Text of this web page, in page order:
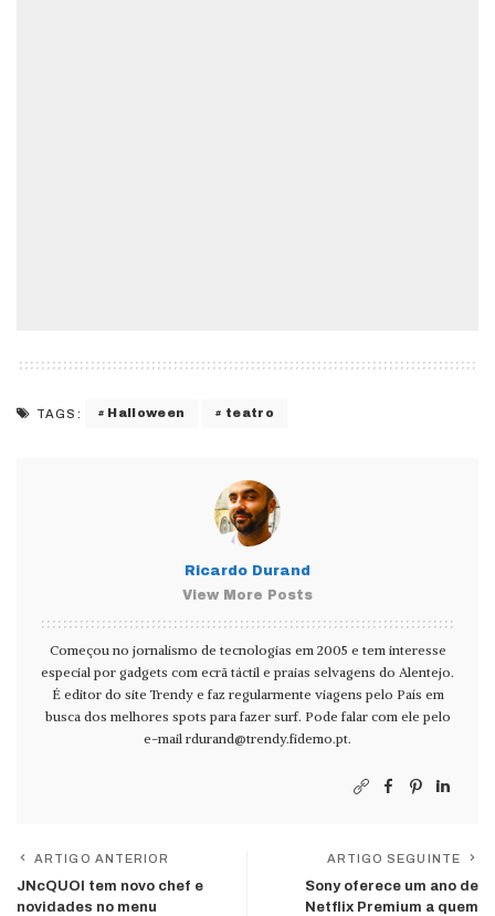
TAGS: Halloween teatro
Ricardo Durand
View More Posts
Começou no jornalismo de tecnologias em 2005 e tem interesse
especial por gadgets com ecrã táctil e praias selvagens do Alentejo.
É editor do site Trendy e faz regularmente viagens pelo País em
busca dos melhores spots para fazer surf. Pode falar com ele pelo
e-mail rdurand@trendy.fidemo.pt.
ARTIGO ANTERIOR
JNcQUOI tem novo chef e
novidades no menu
ARTIGO SEGUINTE
Sony oferece um ano de
Netflix Premium a quem